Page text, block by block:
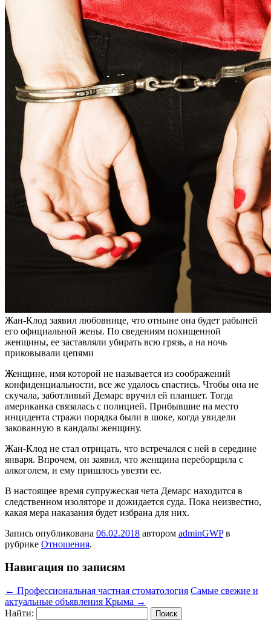
Жан-Клод заявил любовнице, что отныне она будет рабыней
его официальной жены. По сведениям похищенной
женщины, ее заставляли убирать всю грязь, а на ночь
приковывали цепями
Женщине, имя которой не называется из соображений
конфиденциальности, все же удалось спастись. Чтобы она не
скучала, заботливый Демарс вручил ей планшет. Тогда
американка связалась с полицией. Прибывшие на место
инцидента стражи порядка были в шоке, когда увидели
закованную в кандалы женщину.
Жан-Клод не стал отрицать, что встречался с ней в середине
января. Впрочем, он заявил, что женщина переборщила с
алкоголем, и ему пришлось увезти ее.
В настоящее время супружеская чета Демарс находится в
следственном изоляторе и дожидается суда. Пока неизвестно,
какая мера наказания будет избрана для них.
Запись опубликована 06.02.2018 автором adminGWPв
рубрике Отношения.
Навигация по записям
← Профессиональная частная стоматология Самые свежие и
актуальные объявления Крыма →
Найти: